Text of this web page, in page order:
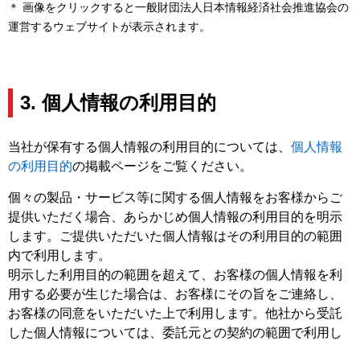
＊ 画像をクリックすると一般財団法人日本情報経済社会推進協会の
運営するウェブサイトが表示されます。
3. 個人情報の利用目的
当社が保有する個人情報の利用目的については、 個人情報
の利用目的の掲載ページをご覧ください。
個々の製品・サービス等に関する個人情報をお客様からご
提供いただく場合、あらかじめ個人情報の利用目的を明示
します。ご提供いただいた個人情報はその利用目的の範囲
内で利用します。
明示した利用目的の範囲を超えて、お客様の個人情報を利
用する必要が生じた場合は、お客様にその旨をご連絡し、
お客様の同意をいただいた上で利用します。他社から受託
した個人情報については、委託元との契約の範囲で利用し